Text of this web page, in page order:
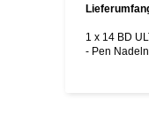
1 x 14 BD
- Pen Nadeln